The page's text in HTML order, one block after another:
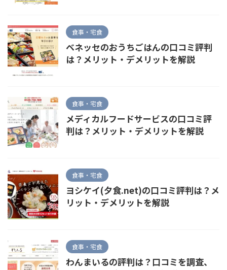
食事・宅食
ベネッセのおうちごはんの口コミ評判
は？メリット・デメリットを解説
食事・宅食
メディカルフードサービスの口コミ評
判は？メリット・デメリットを解説
食事・宅食
ヨシケイ(夕食.net)の口コミ評判は？メ
リット・デメリットを解説
食事・宅食
わんまいるの評判は？口コミを調査、